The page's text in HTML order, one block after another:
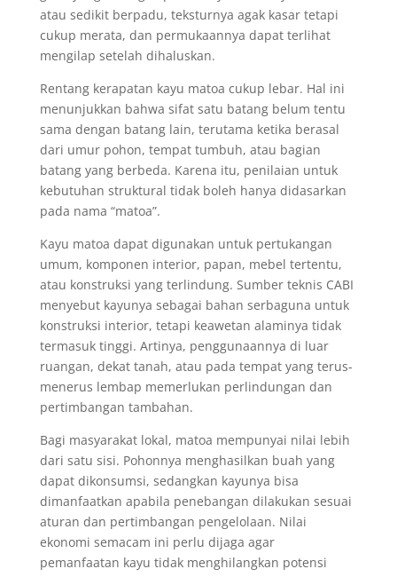
atau sedikit berpadu, teksturnya agak kasar tetapi
cukup merata, dan permukaannya dapat terlihat
mengilap setelah dihaluskan.
Rentang kerapatan kayu matoa cukup lebar. Hal ini
menunjukkan bahwa sifat satu batang belum tentu
sama dengan batang lain, terutama ketika berasal
dari umur pohon, tempat tumbuh, atau bagian
batang yang berbeda. Karena itu, penilaian untuk
kebutuhan struktural tidak boleh hanya didasarkan
pada nama “matoa”.
Kayu matoa dapat digunakan untuk pertukangan
umum, komponen interior, papan, mebel tertentu,
atau konstruksi yang terlindung. Sumber teknis CABI
menyebut kayunya sebagai bahan serbaguna untuk
konstruksi interior, tetapi keawetan alaminya tidak
termasuk tinggi. Artinya, penggunaannya di luar
ruangan, dekat tanah, atau pada tempat yang terus-
menerus lembap memerlukan perlindungan dan
pertimbangan tambahan.
Bagi masyarakat lokal, matoa mempunyai nilai lebih
dari satu sisi. Pohonnya menghasilkan buah yang
dapat dikonsumsi, sedangkan kayunya bisa
dimanfaatkan apabila penebangan dilakukan sesuai
aturan dan pertimbangan pengelolaan. Nilai
ekonomi semacam ini perlu dijaga agar
pemanfaatan kayu tidak menghilangkan potensi